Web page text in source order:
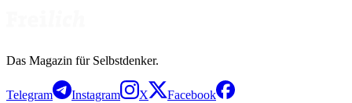
Das Magazin für Selbstdenker.
Telegram Instagram X Facebook